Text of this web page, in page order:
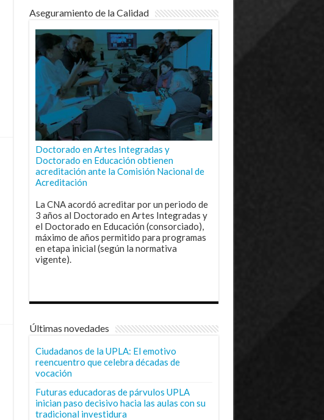
Aseguramiento de la Calidad
Doctorado en Artes Integradas y
Doctorado en Educación obtienen
acreditación ante la Comisión Nacional de
Acreditación
La CNA acordó acreditar por un periodo de
3 años al Doctorado en Artes Integradas y
el Doctorado en Educación (consorciado),
máximo de años permitido para programas
en etapa inicial (según la normativa
vigente).
Últimas novedades
Ciudadanos de la UPLA: El emotivo
reencuentro que celebra décadas de
vocación
Futuras educadoras de párvulos UPLA
inician paso decisivo hacia las aulas con su
tradicional investidura